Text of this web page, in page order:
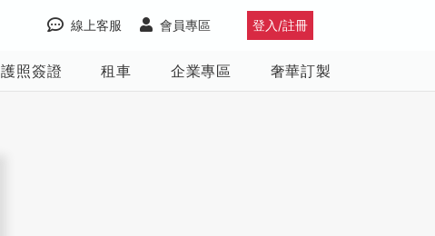
登入/註冊
會員專區
線上客服
護照簽證 租車 企業專區 奢華訂製